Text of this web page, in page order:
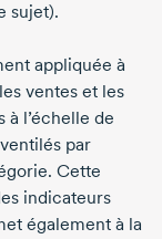
sujet).
appliquée à
ventes et les
l’échelle de
par
Cette
indicateurs
également à la